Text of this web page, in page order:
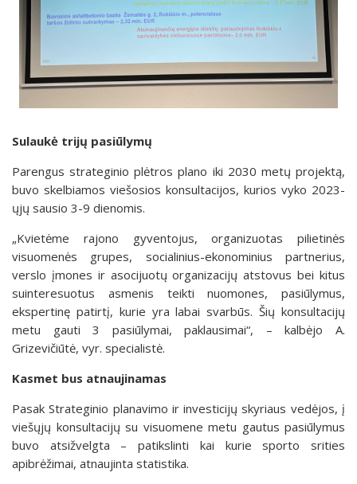
Sulaukė trijų pasiūlymų
Parengus strateginio plėtros plano iki 2030 metų projektą,
buvo skelbiamos viešosios konsultacijos, kurios vyko 2023-
ųjų sausio 3-9 dienomis.
„Kvietėme rajono gyventojus, organizuotas pilietinės
visuomenės grupes, socialinius-ekonominius partnerius,
verslo įmones ir asocijuotų organizacijų atstovus bei kitus
suinteresuotus asmenis teikti nuomones, pasiūlymus,
ekspertinę patirtį, kurie yra labai svarbūs. Šių konsultacijų
metu gauti 3 pasiūlymai, paklausimai“, – kalbėjo A.
Grizevičiūtė, vyr. specialistė.
Kasmet bus atnaujinamas
Pasak Strateginio planavimo ir investicijų skyriaus vedėjos, į
viešųjų konsultacijų su visuomene metu gautus pasiūlymus
buvo atsižvelgta – patikslinti kai kurie sporto srities
apibrėžimai, atnaujinta statistika.